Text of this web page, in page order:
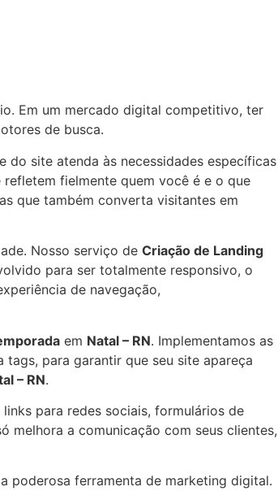
Em um mercado digital competitivo, ter
de busca.
do site atenda às necessidades específicas
fielmente quem você é e o que
que também converta visitantes em
Nosso serviço de Criação de Landing
para ser totalmente responsivo, o
de navegação,
em Natal – RN. Implementamos as
para garantir que seu site apareça
– RN.
links para redes sociais, formulários de
melhora a comunicação com seus clientes,
poderosa ferramenta de marketing digital.